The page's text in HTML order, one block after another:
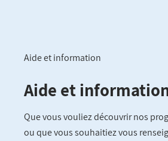
Fil
d'Ariane
Aide et information
Aide et
Que vous vouliez découvrir nos
ou que vous souhaitiez vous